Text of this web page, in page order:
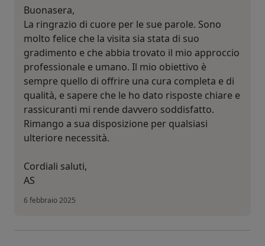
Buonasera,
La ringrazio di cuore per le sue parole. Sono
molto felice che la visita sia stata di suo
gradimento e che abbia trovato il mio approccio
professionale e umano. Il mio obiettivo è
sempre quello di offrire una cura completa e di
qualità, e sapere che le ho dato risposte chiare e
rassicuranti mi rende davvero soddisfatto.
Rimango a sua disposizione per qualsiasi
ulteriore necessità.
Cordiali saluti,
AS
6 febbraio 2025